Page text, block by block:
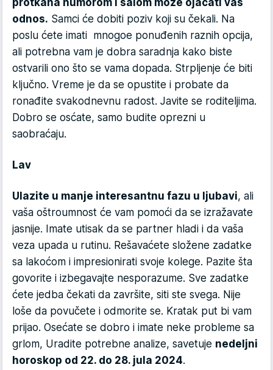
odnos. Samci će dobiti poziv koji su čekali. Na
poslu ćete imati mnogoe ponuđenih raznih opcija,
ali potrebna vam je dobra saradnja kako biste
ostvarili ono što se vama dopada. Strpljenje će biti
ključno. Vreme je da se opustite i probate da
ronađite svakodnevnu radost. Javite se roditeljima.
Dobro se osćate, samo budite oprezni u
saobraćaju.
Lav
Ulazite u manje interesantnu fazu u ljubavi, ali
vaša oštroumnost će vam pomoći da se izražavate
jasnije. Imate utisak da se partner hladi i da vaša
veza upada u rutinu. Rešavaćete složene zadatke
sa lakoćom i impresionirati svoje kolege. Pazite šta
govorite i izbegavajte nesporazume. Sve zadatke
ćete jedba čekati da završite, siti ste svega. Nije
loše da povučete i odmorite se. Kratak put bi vam
prijao. Osećate se dobro i imate neke probleme sa
grlom, Uradite potrebne analize, savetuje nedeljni
horoskop od 22. do 28. jula 2024.